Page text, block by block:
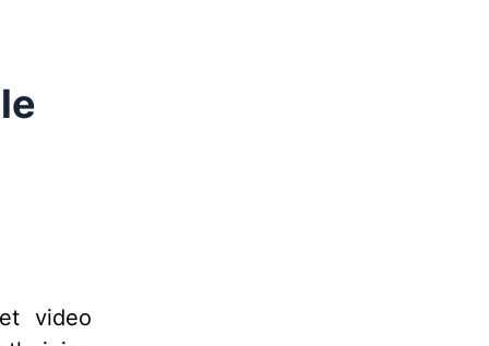
insan editör tarafından kontrol edilmemiştir.
video